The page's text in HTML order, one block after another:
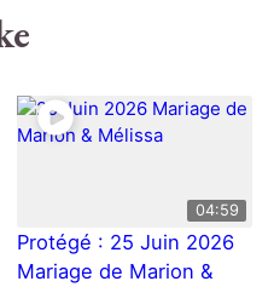
04:59
Protégé : 25 Juin 2026
Mariage de Marion &